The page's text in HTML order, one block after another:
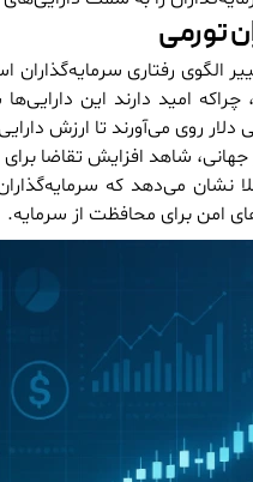
تورمی
الگوی رفتاری
چراکه امید دارند این
دلار روی می‌آورند تا ارزش
شاهد افزایش تقاضا
طلا نشان می‌دهد که
امن برای محافظت از سرمایه.